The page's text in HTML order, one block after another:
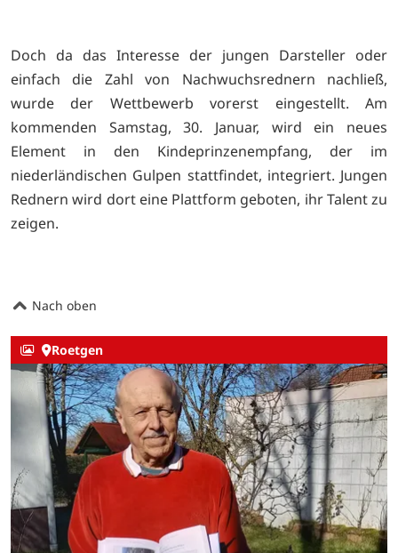
Doch da das Interesse der jungen Darsteller oder
einfach die Zahl von Nachwuchsrednern nachließ,
wurde der Wettbewerb vorerst eingestellt. Am
kommenden Samstag, 30. Januar, wird ein neues
Element in den Kindeprinzenempfang, der im
niederländischen Gulpen stattfindet, integriert. Jungen
Rednern wird dort eine Plattform geboten, ihr Talent zu
zeigen.
Nach oben
Roetgen